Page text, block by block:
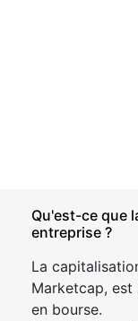
Qu'est-ce que
entreprise ?
La
Marketcap,
en bourse.